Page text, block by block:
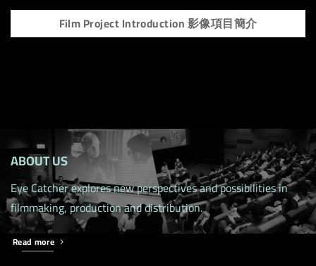
Film Project Introduction 影像項目簡介
ABOUT US
Eye Catcher explores new perspectives and possibilities in
filmmaking, production and distribution.
Read more